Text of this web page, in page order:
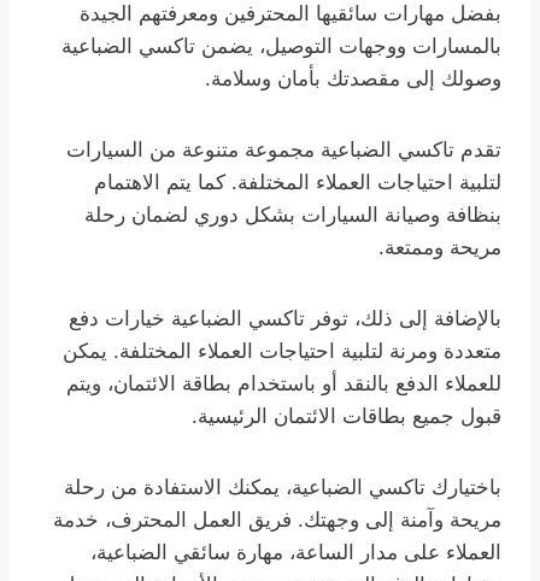
بفضل مهارات سائقيها المحترفين ومعرفتهم الجيدة
بالمسارات ووجهات التوصيل، يضمن تاكسي الضباعية
وصولك إلى مقصدتك بأمان وسلامة.
تقدم تاكسي الضباعية مجموعة متنوعة من السيارات
لتلبية احتياجات العملاء المختلفة. كما يتم الاهتمام
بنظافة وصيانة السيارات بشكل دوري لضمان رحلة
مريحة وممتعة.
بالإضافة إلى ذلك، توفر تاكسي الضباعية خيارات دفع
متعددة ومرنة لتلبية احتياجات العملاء المختلفة. يمكن
للعملاء الدفع بالنقد أو باستخدام بطاقة الائتمان، ويتم
قبول جميع بطاقات الائتمان الرئيسية.
باختيارك تاكسي الضباعية، يمكنك الاستفادة من رحلة
مريحة وآمنة إلى وجهتك. فريق العمل المحترف، خدمة
العملاء على مدار الساعة، مهارة سائقي الضباعية،